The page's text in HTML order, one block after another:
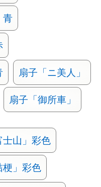
青
扇子「ニ美人」
扇子「御所車」
士山」彩色
梗」彩色